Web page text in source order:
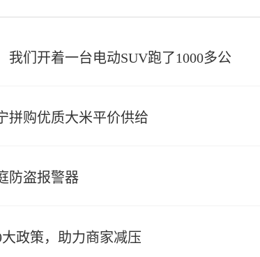
我们开着一台电动SUV跑了1000多公
拼购优质大米平价供给
防盗报警器
政策，助力商家减压